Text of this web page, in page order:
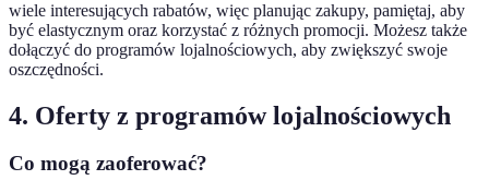
wiele interesujących rabatów, więc planując zakupy, pamiętaj, aby
być elastycznym oraz korzystać z różnych promocji. Możesz także
dołączyć do programów lojalnościowych, aby zwiększyć swoje
oszczędności.
4. Oferty z programów lojalnościowych
Co mogą zaoferować?